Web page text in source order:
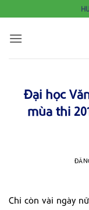
nội
Đại học
mùa thi
Chỉ còn vài ngày